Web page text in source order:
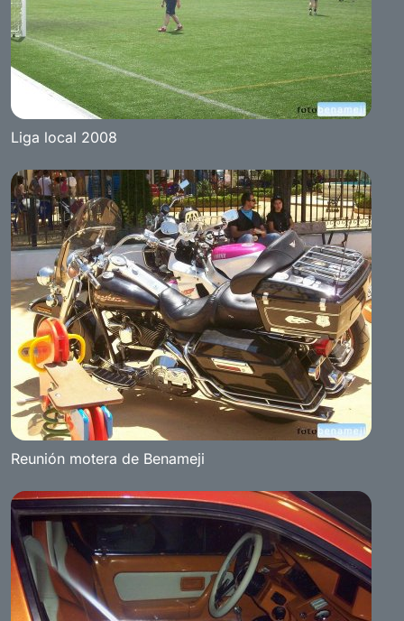
Liga local 2008
Reunión motera de Benameji